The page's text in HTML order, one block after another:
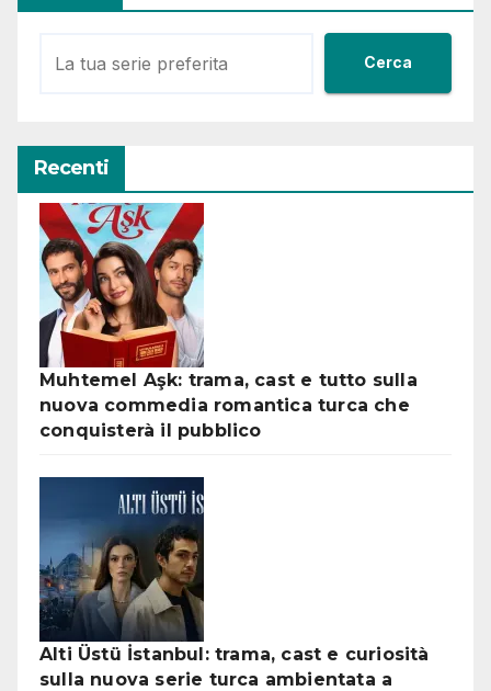
Cerca
Recenti
Muhtemel Aşk: trama, cast e tutto sulla
nuova commedia romantica turca che
conquisterà il pubblico
Alti Üstü İstanbul: trama, cast e curiosità
sulla nuova serie turca ambientata a